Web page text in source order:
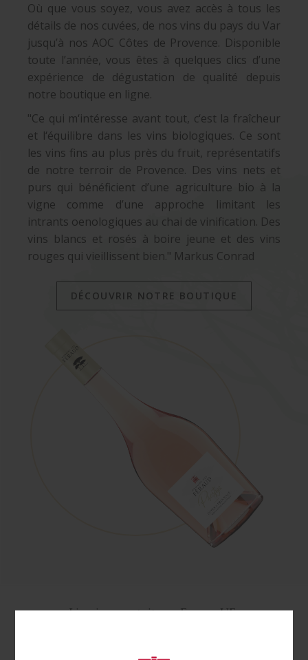
Où que vous soyez, vous avez accès à tous les
détails de nos cuvées, de nos vins du pays du Var
jusqu’à nos AOC Côtes de Provence. Disponible
toute l’année, vous êtes à quelques clics d’une
expérience de dégustation de qualité depuis
notre boutique en ligne.
"Ce qui m‘intéresse avant tout, c‘est la fraîcheur
et l‘équilibre dans les vins biologiques. Ce sont
les vins fins au plus près du fruit, représentatifs
de notre terroir de Provence. Des vins nets et
purs qui bénéficient d’une agriculture bio à la
vigne comme d’une approche limitant les
intrants oenologiques au chai de vinification. Des
vins blancs et rosés à boire jeune et des vins
rouges qui vieillissent bien." Markus Conrad
DÉCOUVRIR NOTRE BOUTIQUE
Livraison gratuite en Europe UE pour
Frais additionnels de livraison de l'ordre